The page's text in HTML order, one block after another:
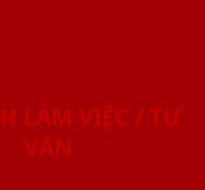
LÀM VIỆC / TƯ
VẤN